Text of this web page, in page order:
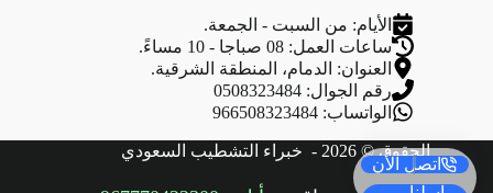
الأيام: من السبت - الجمعة.
ساعات العمل: 08 صباجا - 10 مساءً.
العنوان: الدمام، المنطقة الشرقية.
رقم الجوال: 0508323484
الواتساب: 966508323484
الحقوق © 2026 - خبراء التشطيب السعودي
اتصل الأن